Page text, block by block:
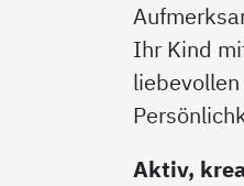
Ihr Kind
Aktiv,